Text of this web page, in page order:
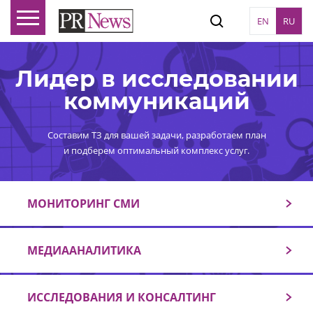
EN RU
Лидер в исследовании
коммуникаций
Составим ТЗ для вашей задачи, разработаем план
и подберем оптимальный комплекс услуг.
МОНИТОРИНГ СМИ
МЕДИААНАЛИТИКА
ИССЛЕДОВАНИЯ И КОНСАЛТИНГ